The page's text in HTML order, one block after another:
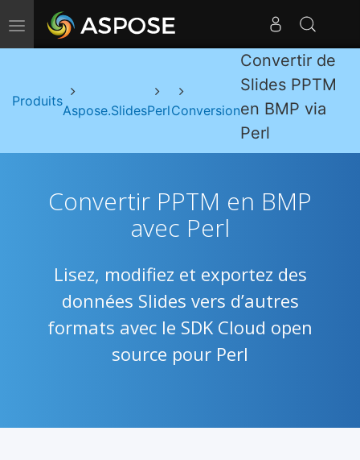
Basculer la navigation
Produits
Aspose.SlidesPerlConversion
Convertir de
Slides PPTM
en BMP via
Perl
Convertir PPTM en BMP
avec Perl
Lisez, modifiez et exportez des
données Slides vers d’autres
formats avec le SDK Cloud open
source pour Perl